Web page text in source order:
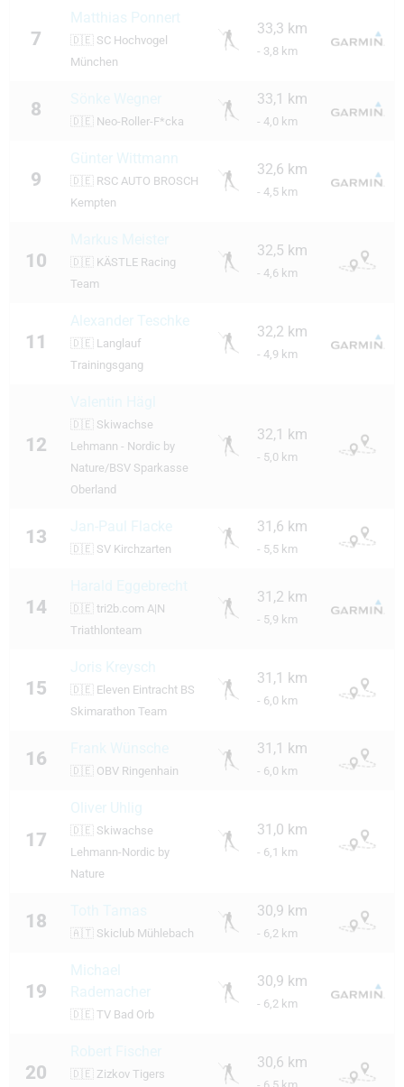
7
Matthias Ponnert
🇩🇪 SC Hochvogel
München
33,3 km
- 3,8 km
8
🇩🇪 Neo-Roller-F*cka
33,1 km
- 4,0 km
9
Günter Wittmann
🇩🇪 RSC AUTO BROSCH
Kempten
32,6 km
- 4,5 km
10 🇩🇪 KÄSTLE Racing
Team
32,5 km
- 4,6 km
11
Alexander Teschke
🇩🇪 Langlauf
Trainingsgang
32,2 km
- 4,9 km
12
🇩🇪 Skiwachse
Lehmann - Nordic by
Nature/BSV Sparkasse
Oberland
32,1 km
- 5,0 km
13 Jan-Paul Flacke
🇩🇪 SV Kirchzarten
31,6 km
- 5,5 km
14 🇩🇪 tri2b.com A|N
Triathlonteam
31,2 km
- 5,9 km
15
Joris Kreysch
🇩🇪 Eleven Eintracht BS
Skimarathon Team
31,1 km
- 6,0 km
16
🇩🇪 OBV Ringenhain
31,1 km
- 6,0 km
17
Oliver Uhlig
🇩🇪 Skiwachse
Lehmann-Nordic by
Nature
31,0 km
- 6,1 km
18
🇦🇹 Skiclub Mühlebach
30,9 km
- 6,2 km
19
Michael
Rademacher
🇩🇪 TV Bad Orb
30,9 km
- 6,2 km
20 🇩🇪 Zizkov Tigers
30,6 km